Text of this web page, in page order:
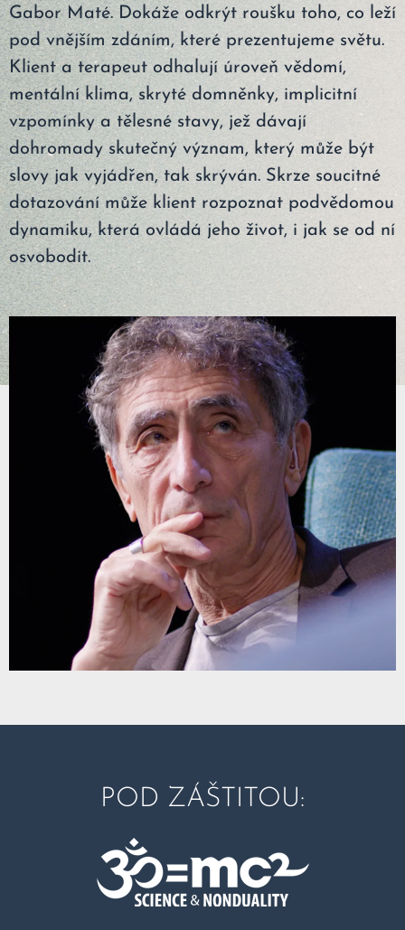
Gabor Maté. Dokáže odkrýt roušku toho, co leží
pod vnějším zdáním, které prezentujeme světu.
Klient a terapeut odhalují úroveň vědomí,
mentální klima, skryté domněnky, implicitní
vzpomínky a tělesné stavy, jež dávají
dohromady skutečný význam, který může být
slovy jak vyjádřen, tak skrýván. Skrze soucitné
dotazování může klient rozpoznat podvědomou
dynamiku, která ovládá jeho život, i jak se od ní
osvobodit.
POD ZÁŠTITOU: